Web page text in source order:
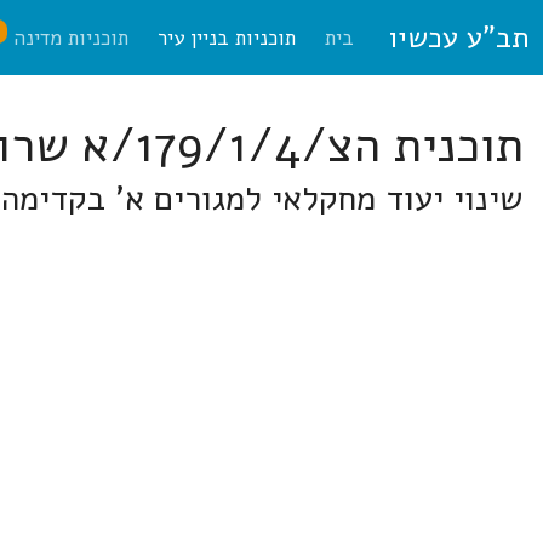
תב"ע עכשיו בית תוכניות בניין עיר תוכניות מדינה
תוכנית הצ/179/1/4/א שרונים
שינוי יעוד מחקלאי למגורים א' בקדימה